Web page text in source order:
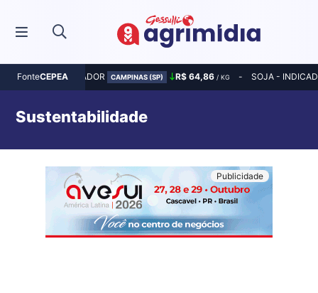
FonteCEPEA
MILHO - INDICADOR CAMPINAS (SP) R$ 64,86 / KG SOJA -
Sustentabilidade